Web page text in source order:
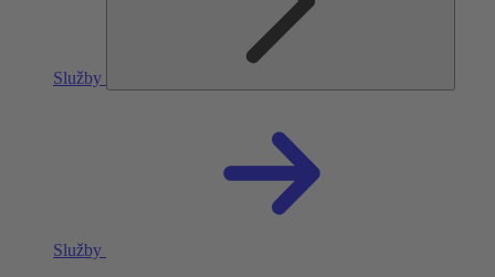
Služby
Služby